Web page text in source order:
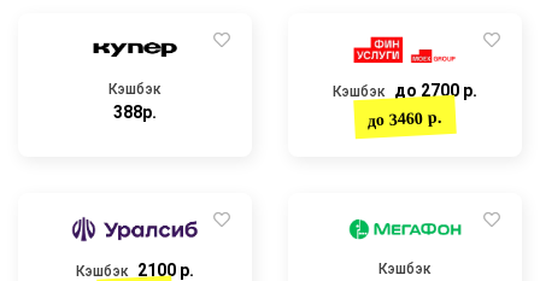
Кэшбэк
388р.
Кэшбэк до 2700 р.
до 3460 р.
Кэшбэк 2100 р. Кэшбэк